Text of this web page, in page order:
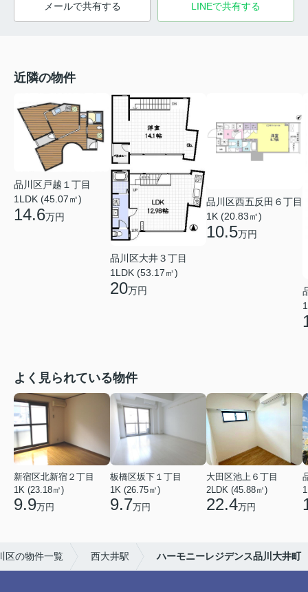
メールで共有する LINEで共有する
近隣の物件
品川区戸越１丁目
1LDK (45.07㎡)
14.6万円
品川区大井３丁目
1LDK (53.17㎡)
20万円
品川区西五反田６丁目
1K (20.83㎡)
10.5万円
よく見られている物件
新宿区北新宿２丁目
1K (23.18㎡)
9.9万円
板橋区坂下１丁目
1K (26.75㎡)
9.7万円
大田区池上６丁目
2LDK (45.88㎡)
22.4万円
区の物件一覧 西大井駅 ハーモニーレジデンス品川大井町